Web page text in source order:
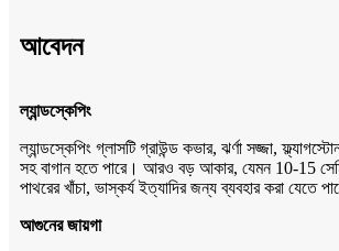
আবেদন
ল্যান্ডস্কেপিং
ল্যান্ডস্কেপিং গ্লাসটি গ্রাউন্ড কভার, ঝর্ণা সজ্জা,
সহ বাগান হতে পারে। আরও বড় আকার, যেমন 10-15
পাথরের খাঁচা, ভাস্কর্য ইত্যাদির জন্য ব্যবহার করা যেতে
আগুনের জায়গা